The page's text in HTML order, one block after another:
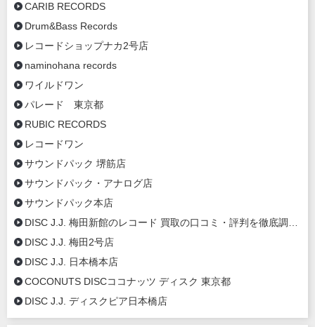
CARIB RECORDS
Drum&Bass Records
レコードショップナカ2号店
naminohana records
ワイルドワン
パレード 東京都
RUBIC RECORDS
レコードワン
サウンドパック 堺筋店
サウンドパック・アナログ店
サウンドパック本店
DISC J.J. 梅田新館のレコード 買取の口コミ・評判を徹底調査【2020年最新】
DISC J.J. 梅田2号店
DISC J.J. 日本橋本店
COCONUTS DISCココナッツ ディスク 東京都
DISC J.J. ディスクピア日本橋店